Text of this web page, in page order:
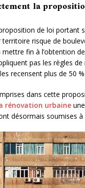
la
de loi portant
risque de
fin à l’obtention
pas les règles
recensent plus de 50
dans cette
rénovation urbaine
désormais soumises à